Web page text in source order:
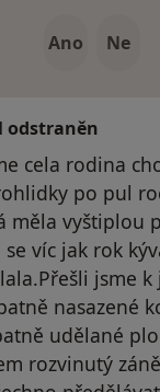
Ano Ne
odstraněn
cela rodina
po pul
měla vyštiplou
víc jak rok
jsme
nasazené
udělané
rozvinutý